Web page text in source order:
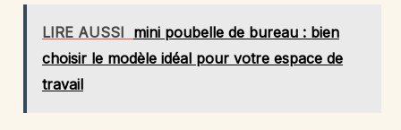
LIRE AUSSI mini poubelle de bureau : bien
choisir le modèle idéal pour votre espace de
travail